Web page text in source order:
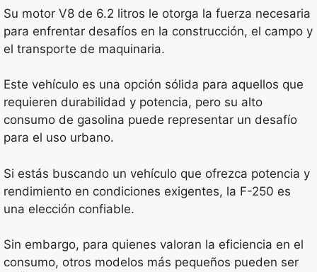
Su motor V8 de 6.2 litros le otorga la fuerza necesaria
para enfrentar desafíos en la construcción, el campo y
el transporte de maquinaria.
Este vehículo es una opción sólida para aquellos que
requieren durabilidad y potencia, pero su alto
consumo de gasolina puede representar un desafío
para el uso urbano.
Si estás buscando un vehículo que ofrezca potencia y
rendimiento en condiciones exigentes, la F-250 es
una elección confiable.
Sin embargo, para quienes valoran la eficiencia en el
consumo, otros modelos más pequeños pueden ser